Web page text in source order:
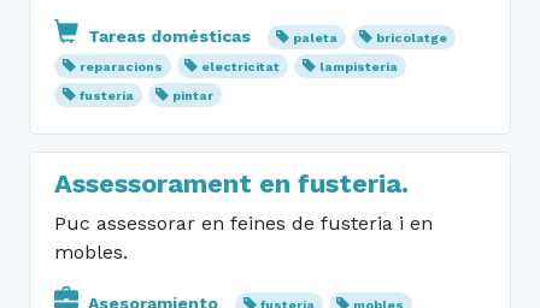
Tareas domésticas paleta
bricolatge
reparacions
electricitat
lampisteria
fusteria
pintar
Assessorament en fusteria.
Puc assessorar en feines de fusteria i en
mobles.
Asesoramiento